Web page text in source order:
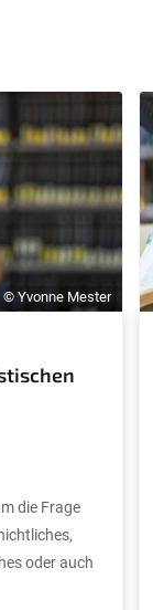
© Yvonne Mester
die Frage
oder auch